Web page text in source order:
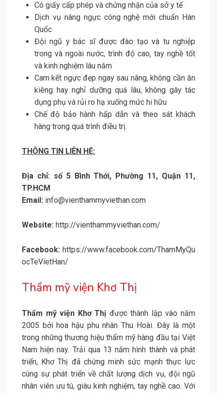
Có giấy cấp phép và chứng nhận của sở y tế
Dịch vụ nâng ngực công nghệ mới chuẩn Hàn
Quốc
Đội ngũ y bác sĩ được đào tạo và tu nghiệp
trong và ngoài nước, trình độ cao, tay nghề tốt
và kinh nghiệm lâu năm
Cam kết ngực đẹp ngay sau nâng, không cần ăn
kiêng hay nghỉ dưỡng quá lâu, không gây tác
dụng phụ và rủi ro hạ xuống mức hi hữu
Chế độ bảo hành hấp dẫn và theo sát khách
hàng trong quá trình điều trị.
THÔNG TIN LIÊN HỆ:
Địa chỉ: số 5 Bình Thới, Phường 11, Quận 11,
TP.HCM
Email: info@vienthammyviethan.com
Website: http://vienthammyviethan.com/
Facebook: https://www.facebook.com/ThamMyQu
ocTeVietHan/
Thẩm mỹ viện Khơ Thị
Thẩm mỹ viện Khơ Thị được thành lập vào năm
2005 bởi hoa hậu phu nhân Thu Hoài. Đây là một
trong những thương hiệu thẩm mỹ hàng đầu tại Việt
Nam hiện nay. Trải qua 13 năm hình thành và phát
triển, Khơ Thị đã chứng minh sức mạnh thực lực
cùng sự phát triển về chất lượng dịch vụ, đội ngũ
nhân viên ưu tú, giàu kinh nghiệm, tay nghề cao. Với